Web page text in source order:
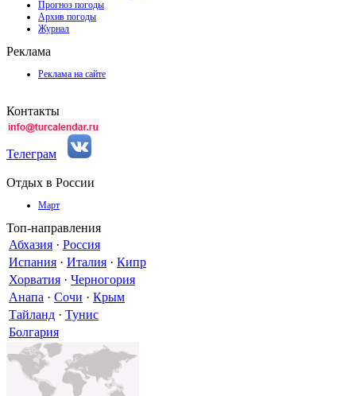
Прогноз погоды
Архив погоды
Журнал
Реклама
Реклама на сайте
Контакты
Телеграм
Отдых в России
Март
Топ-направления
Абхазия · Россия
Испания · Италия · Кипр
Хорватия · Черногория
Анапа · Сочи · Крым
Тайланд · Тунис
Болгария